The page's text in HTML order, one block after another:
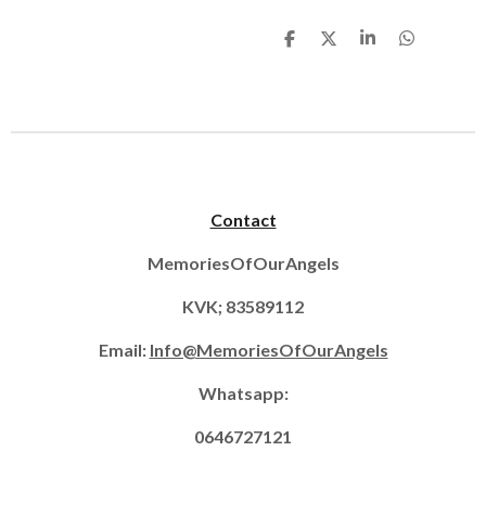
D
D
S
D
Contact
MemoriesOfOurAngels
KVK; 83589112
Email: Info@MemoriesOfOurAngels
Whatsapp:
0646727121